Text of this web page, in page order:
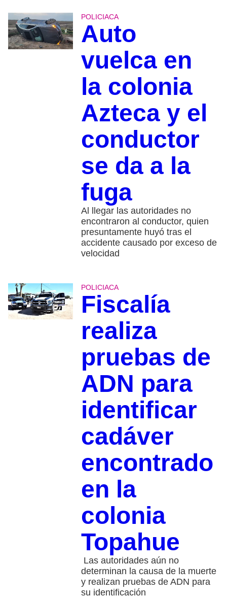
POLICIACA
Auto
vuelca en
la colonia
Azteca y el
conductor
se da a la
fuga
Al llegar las autoridades no
encontraron al conductor, quien
presuntamente huyó tras el
accidente causado por exceso de
velocidad
POLICIACA
Fiscalía
realiza
pruebas de
ADN para
identificar
cadáver
encontrado
en la
colonia
Topahue
Las autoridades aún no
determinan la causa de la muerte
y realizan pruebas de ADN para
su identificación